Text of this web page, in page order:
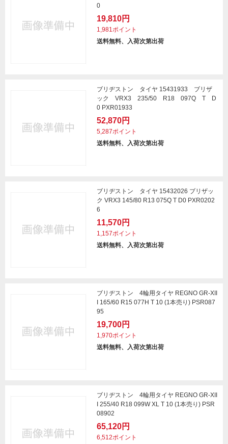
0
19,810円
1,981ポイント
送料無料、入荷次第出荷
ブリヂストン タイヤ 15431933 ブリザ
ック VRX3 235/50 R18 097Q T D
0 PXR01933
52,870円
5,287ポイント
送料無料、入荷次第出荷
ブリヂストン タイヤ 15432026 ブリザッ
ク VRX3 145/80 R13 075Q T D0 PXR0202
6
11,570円
1,157ポイント
送料無料、入荷次第出荷
ブリヂストン 4輪用タイヤ REGNO GR-XII
I 165/60 R15 077H T 10 (1本売り) PSR087
95
19,700円
1,970ポイント
送料無料、入荷次第出荷
ブリヂストン 4輪用タイヤ REGNO GR-XII
I 255/40 R18 099W XL T 10 (1本売り) PSR
08902
65,120円
6,512ポイント